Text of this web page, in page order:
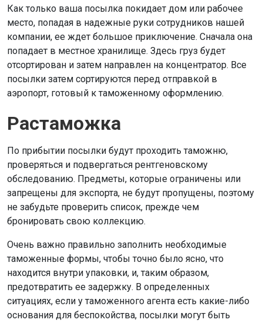
Как только ваша посылка покидает дом или рабочее
место, попадая в надежные руки сотрудников нашей
компании, ее ждет большое приключение. Сначала она
попадает в местное хранилище. Здесь груз будет
отсортирован и затем направлен на концентратор. Все
посылки затем сортируются перед отправкой в
аэропорт, готовый к таможенному оформлению.
Растаможка
По прибытии посылки будут проходить таможню,
проверяться и подвергаться рентгеновскому
обследованию. Предметы, которые ограничены или
запрещены для экспорта, не будут пропущены, поэтому
не забудьте проверить список, прежде чем
бронировать свою коллекцию.
Очень важно правильно заполнить необходимые
таможенные формы, чтобы точно было ясно, что
находится внутри упаковки, и, таким образом,
предотвратить ее задержку. В определенных
ситуациях, если у таможенного агента есть какие-либо
основания для беспокойства, посылки могут быть